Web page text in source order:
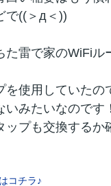
で((＞д＜))
た雷で家のWiFi
を使用していた
いみたいなのです
ップも交換するか
コチラ♪